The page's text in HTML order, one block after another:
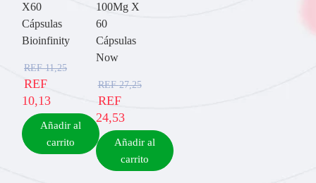
X60
Cápsulas
Bioinfinity
REF11,25
REF
10,13
Añadir al
carrito
100Mg X
60
Cápsulas
Now
REF27,25
REF
24,53
Añadir al
carrito